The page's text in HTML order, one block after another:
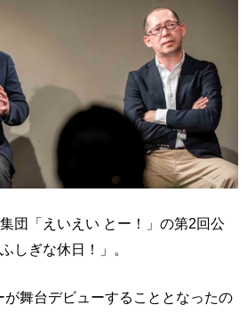
団「えいえい とー！」の第2回公
しぎな休日！」。
舞台デビューすることとなったの